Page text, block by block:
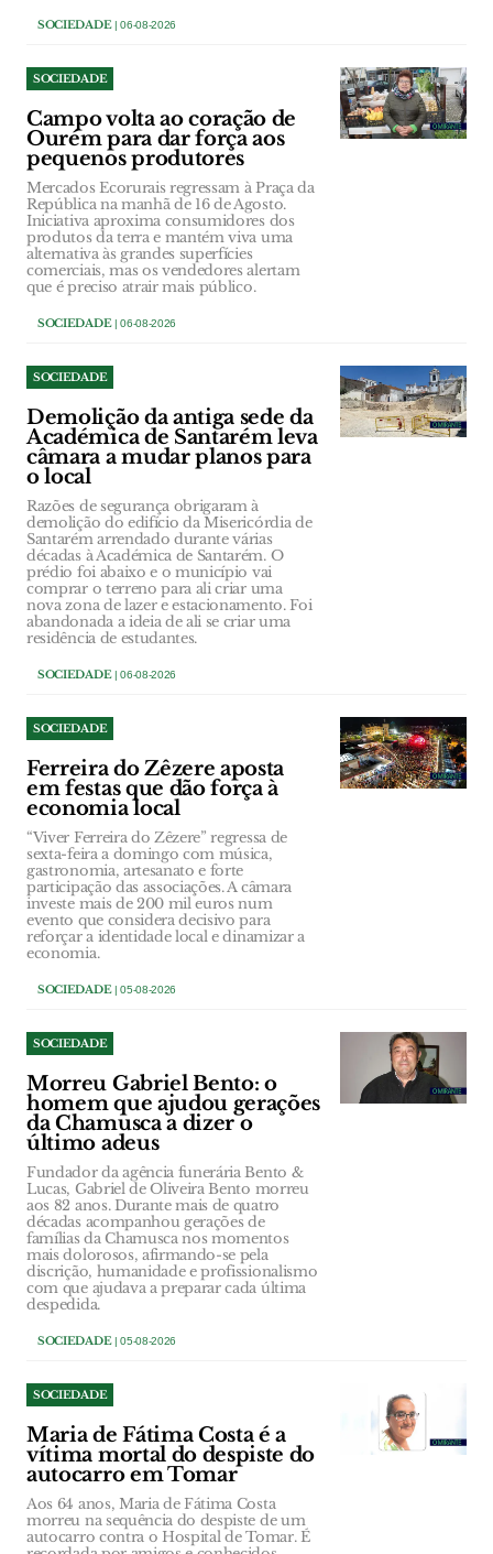
SOCIEDADE| 06-08-2026
SOCIEDADE
Campo volta ao coração de
Ourém para dar força aos
pequenos produtores
Mercados Ecorurais regressam à Praça da
República na manhã de 16 de Agosto.
Iniciativa aproxima consumidores dos
produtos da terra e mantém viva uma
alternativa às grandes superfícies
comerciais, mas os vendedores alertam
que é preciso atrair mais público.
SOCIEDADE| 06-08-2026
SOCIEDADE
Demolição da antiga sede da
Académica de Santarém leva
câmara a mudar planos para
o local
Razões de segurança obrigaram à
demolição do edifício da Misericórdia de
Santarém arrendado durante várias
décadas à Académica de Santarém. O
prédio foi abaixo e o município vai
comprar o terreno para ali criar uma
nova zona de lazer e estacionamento. Foi
abandonada a ideia de ali se criar uma
residência de estudantes.
SOCIEDADE| 06-08-2026
SOCIEDADE
Ferreira do Zêzere aposta
em festas que dão força à
economia local
“Viver Ferreira do Zêzere” regressa de
sexta-feira a domingo com música,
gastronomia, artesanato e forte
participação das associações. A câmara
investe mais de 200 mil euros num
evento que considera decisivo para
reforçar a identidade local e dinamizar a
economia.
SOCIEDADE| 05-08-2026
SOCIEDADE
Morreu Gabriel Bento: o
homem que ajudou gerações
da Chamusca a dizer o
último adeus
Fundador da agência funerária Bento &
Lucas, Gabriel de Oliveira Bento morreu
aos 82 anos. Durante mais de quatro
décadas acompanhou gerações de
famílias da Chamusca nos momentos
mais dolorosos, afirmando-se pela
discrição, humanidade e profissionalismo
com que ajudava a preparar cada última
despedida.
SOCIEDADE| 05-08-2026
SOCIEDADE
Maria de Fátima Costa é a
vítima mortal do despiste do
autocarro em Tomar
Aos 64 anos, Maria de Fátima Costa
morreu na sequência do despiste de um
autocarro contra o Hospital de Tomar. É